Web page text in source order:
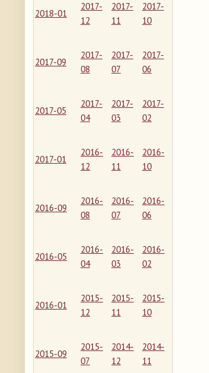
2018-01
2017-
12
2017-
11
2017-
10
2017-09
2017-
08
2017-
07
2017-
06
2017-05
2017-
04
2017-
03
2017-
02
2017-01
2016-
12
2016-
11
2016-
10
2016-09
2016-
08
2016-
07
2016-
06
2016-05
2016-
04
2016-
03
2016-
02
2016-01
2015-
12
2015-
11
2015-
10
2015-09
2015-
07
2014-
12
2014-
11